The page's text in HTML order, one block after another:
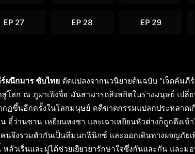
EP 27 EP 28 EP 29
ผนึกมาร ซับไทย ดัดแปลงจากนวนิยายต้นฉบับ “เจ็ดคัมภี
โลก ณ ภูผาเฟิงจื่อ มันสามารถสิงสถิตในร่างมนุษย์ เปลี่ย
ฏขึ้นอีกครั้งในโลกมนุษย์ คดีฆาตกรรมแปลกประหลาดเ
อี๋ว่านซาน เหยียนหงซา และเฉาเหยียนหัวต่างก็ถูกดึงเข้
จึงรวมตัวกันเป็นทีมนกฟีนิกซ์ และออกเดินทางผจญภัยเ
ลัวเริ่นและมู่ไต้ช่วยเยียวยารักษาใจซึ่งกันและกัน และม